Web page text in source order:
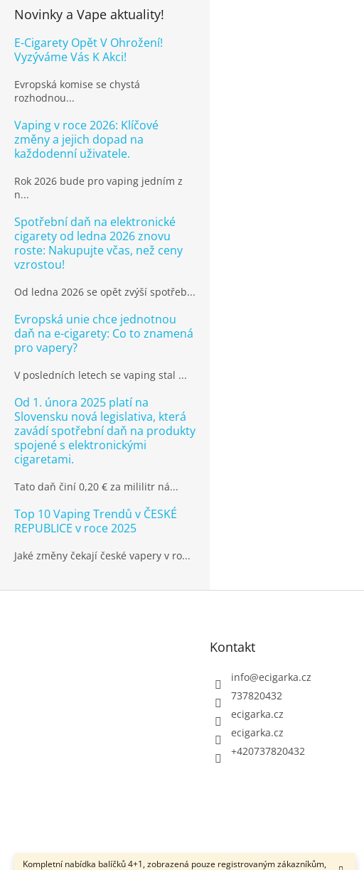
Kompletní nabídka balíčků 4+1, zobrazená pouze registrovaným zákazníkům,
Novinky a Vape aktuality!
E-Cigarety Opět V Ohrožení!
Vyzýváme Vás K Akci!
Evropská komise se chystá
rozhodnou...
Vaping v roce 2026: Klíčové
změny a jejich dopad na
každodenní uživatele.
Rok 2026 bude pro vaping jedním z
n...
Spotřební daň na elektronické
cigarety od ledna 2026 znovu
roste: Nakupujte včas, než ceny
vzrostou!
Od ledna 2026 se opět zvýší spotřeb...
Evropská unie chce jednotnou
daň na e-cigarety: Co to znamená
pro vapery?
V posledních letech se vaping stal ...
Od 1. února 2025 platí na
Slovensku nová legislativa, která
zavádí spotřební daň na produkty
spojené s elektronickými
cigaretami.
Tato daň činí 0,20 € za mililitr ná...
Top 10 Vaping Trendů v ČESKÉ
REPUBLICE v roce 2025
Jaké změny čekají české vapery v ro...
Kontakt
info@ecigarka.cz
737820432
ecigarka.cz
ecigarka.cz
+420737820432